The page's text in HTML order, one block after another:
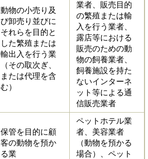
動物の小売り及
び卸売り並びに
それらを目的と
した繁殖または
輸出入を行う業
（その取次ぎ、
または代理を含
む）
業者、販売目的
の繁殖または輸
入を行う業者、
露店等における
販売のための動
物の飼養業者、
飼養施設を持た
ないインターネ
ット等による通
信販売業者
保管を目的に顧
客の動物を預か
る業
ペットホテル業
者、美容業者
（動物を預かる
場合）、ペット